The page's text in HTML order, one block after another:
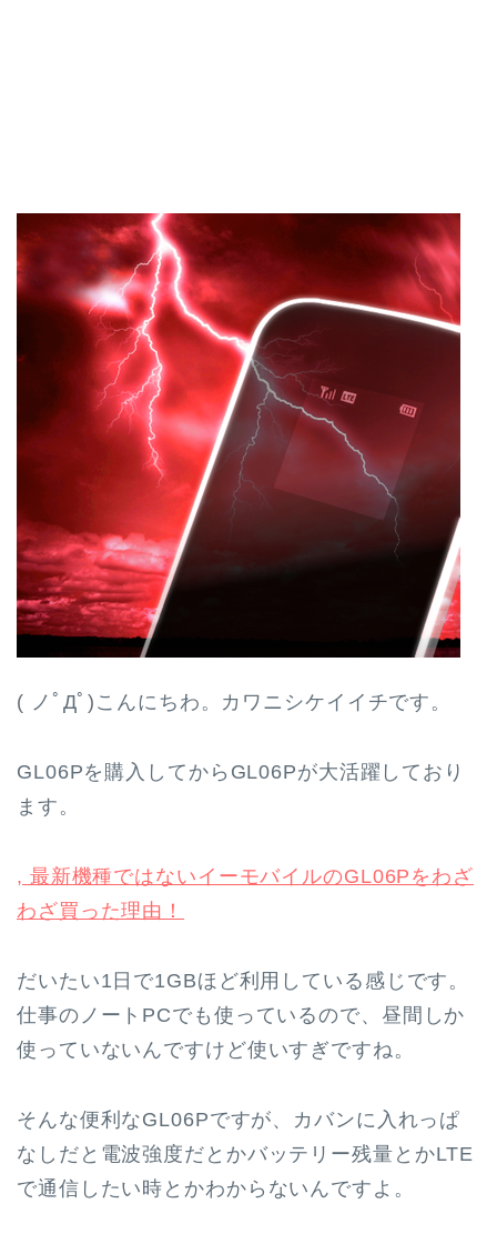
( ノﾟДﾟ)こんにちわ。カワニシケイイチです。
GL06Pを購入してからGL06Pが大活躍しており
ます。
, 最新機種ではないイーモバイルのGL06Pをわざ
わざ買った理由！
だいたい1日で1GBほど利用している感じです。
仕事のノートPCでも使っているので、昼間しか
使っていないんですけど使いすぎですね。
そんな便利なGL06Pですが、カバンに入れっぱ
なしだと電波強度だとかバッテリー残量とかLTE
で通信したい時とかわからないんですよ。